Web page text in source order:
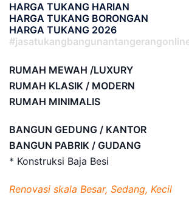
HARGA TUKANG HARIAN
HARGA TUKANG BORONGAN
HARGA TUKANG 2026
RUMAH MEWAH /LUXURY
RUMAH KLASIK / MODERN
RUMAH MINIMALIS
BANGUN GEDUNG / KANTOR
BANGUN PABRIK / GUDANG
* Konstruksi Baja Besi
Renovasi skala Besar, Sedang, Kecil